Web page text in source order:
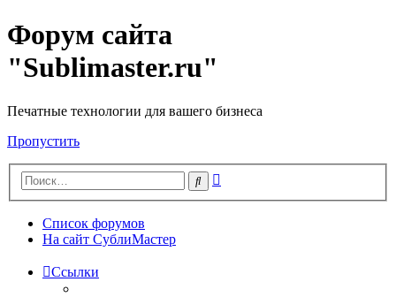
Форум сайта
"Sublimaster.ru"
Печатные технологии для вашего бизнеса
Пропустить
Поиск
Список форумов
На сайт СублиМастер
Ссылки